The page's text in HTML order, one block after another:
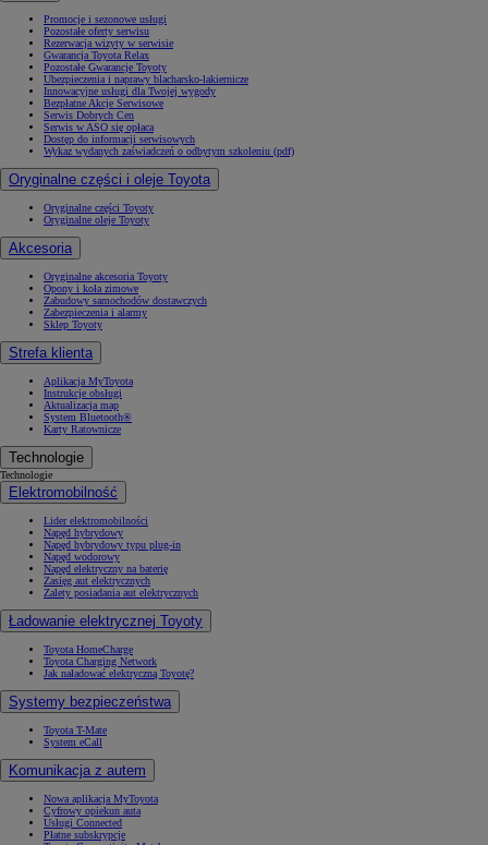
Promocje i sezonowe usługi
Pozostałe oferty serwisu
Rezerwacja wizyty w serwisie
Gwarancja Toyota Relax
Pozostałe Gwarancje Toyoty
Ubezpieczenia i naprawy blacharsko-lakiernicze
Innowacyjne usługi dla Twojej wygody
Bezpłatne Akcje Serwisowe
Serwis Dobrych Cen
Serwis w ASO się opłaca
Dostęp do informacji serwisowych
Wykaz wydanych zaświadczeń o odbytym szkoleniu (pdf)
Oryginalne części i oleje Toyota
Oryginalne części Toyoty
Oryginalne oleje Toyoty
Akcesoria
Oryginalne akcesoria Toyoty
Opony i koła zimowe
Zabudowy samochodów dostawczych
Zabezpieczenia i alarmy
Sklep Toyoty
Strefa klienta
Aplikacja MyToyota
Instrukcje obsługi
Aktualizacja map
System Bluetooth®
Karty Ratownicze
Technologie
Technologie
Elektromobilność
Lider elektromobilności
Napęd hybrydowy
Napęd hybrydowy typu plug-in
Napęd wodorowy
Napęd elektryczny na baterię
Zasięg aut elektrycznych
Zalety posiadania aut elektrycznych
Ładowanie elektrycznej Toyoty
Toyota HomeCharge
Toyota Charging Network
Jak naładować elektryczną Toyotę?
Systemy bezpieczeństwa
Toyota T-Mate
System eCall
Komunikacja z autem
Nowa aplikacja MyToyota
Cyfrowy opiekun auta
Usługi Connected
Płatne subskrypcje